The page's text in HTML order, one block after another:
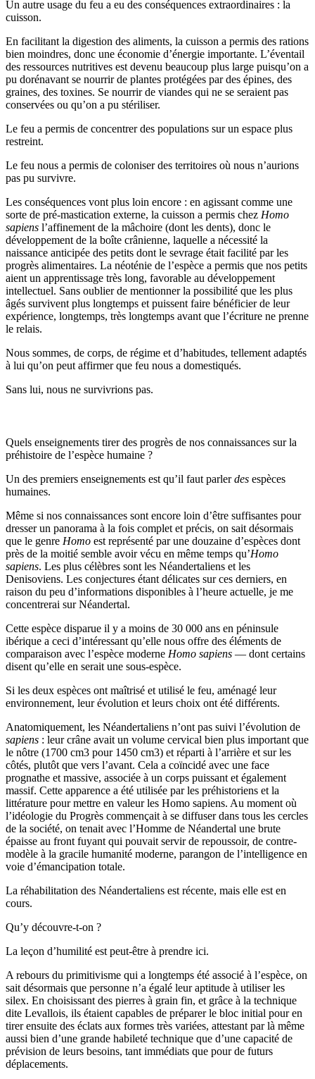
Un autre usage du feu a eu des conséquences extraordinaires : la
cuisson.
En facilitant la digestion des aliments, la cuisson a permis des rations
bien moindres, donc une économie d’énergie importante. L’éventail
des ressources nutritives est devenu beaucoup plus large puisqu’on a
pu dorénavant se nourrir de plantes protégées par des épines, des
graines, des toxines. Se nourrir de viandes qui ne se seraient pas
conservées ou qu’on a pu stériliser.
Le feu a permis de concentrer des populations sur un espace plus
restreint.
Le feu nous a permis de coloniser des territoires où nous n’aurions
pas pu survivre.
Les conséquences vont plus loin encore : en agissant comme une
sorte de pré-mastication externe, la cuisson a permis chez Homo
sapiens l’affinement de la mâchoire (dont les dents), donc le
développement de la boîte crânienne, laquelle a nécessité la
naissance anticipée des petits dont le sevrage était facilité par les
progrès alimentaires. La néoténie de l’espèce a permis que nos petits
aient un apprentissage très long, favorable au développement
intellectuel. Sans oublier de mentionner la possibilité que les plus
âgés survivent plus longtemps et puissent faire bénéficier de leur
expérience, longtemps, très longtemps avant que l’écriture ne prenne
le relais.
Nous sommes, de corps, de régime et d’habitudes, tellement adaptés
à lui qu’on peut affirmer que feu nous a domestiqués.
Sans lui, nous ne survivrions pas.
Quels enseignements tirer des progrès de nos connaissances sur la
préhistoire de l’espèce humaine ?
Un des premiers enseignements est qu’il faut parlerdes espèces
humaines.
Même si nos connaissances sont encore loin d’être suffisantes pour
dresser un panorama à la fois complet et précis, on sait désormais
que le genre Homo est représenté par une douzaine d’espèces dont
près de la moitié semble avoir vécu en même temps qu’Homo
sapiens. Les plus célèbres sont les Néandertaliens et les
Denisoviens. Les conjectures étant délicates sur ces derniers, en
raison du peu d’informations disponibles à l’heure actuelle, je me
concentrerai sur Néandertal.
Cette espèce disparue il y a moins de 30 000 ans en péninsule
ibérique a ceci d’intéressant qu’elle nous offre des éléments de
comparaison avec l’espèce moderne Homo sapiens — dont certains
disent qu’elle en serait une sous-espèce.
Si les deux espèces ont maîtrisé et utilisé le feu, aménagé leur
environnement, leur évolution et leurs choix ont été différents.
Anatomiquement, les Néandertaliens n’ont pas suivi l’évolution de
sapiens : leur crâne avait un volume cervical bien plus important que
le nôtre (1700 cm3 pour 1450 cm3) et réparti à l’arrière et sur les
côtés, plutôt que vers l’avant. Cela a coïncidé avec une face
prognathe et massive, associée à un corps puissant et également
massif. Cette apparence a été utilisée par les préhistoriens et la
littérature pour mettre en valeur les Homo sapiens. Au moment où
l’idéologie du Progrès commençait à se diffuser dans tous les cercles
de la société, on tenait avec l’Homme de Néandertal une brute
épaisse au front fuyant qui pouvait servir de repoussoir, de contre-
modèle à la gracile humanité moderne, parangon de l’intelligence en
voie d’émancipation totale.
La réhabilitation des Néandertaliens est récente, mais elle est en
cours.
Qu’y découvre-t-on ?
La leçon d’humilité est peut-être à prendre ici.
A rebours du primitivisme qui a longtemps été associé à l’espèce, on
sait désormais que personne n’a égalé leur aptitude à utiliser les
silex. En choisissant des pierres à grain fin, et grâce à la technique
dite Levallois, ils étaient capables de préparer le bloc initial pour en
tirer ensuite des éclats aux formes très variées, attestant par là même
aussi bien d’une grande habileté technique que d’une capacité de
prévision de leurs besoins, tant immédiats que pour de futurs
déplacements.